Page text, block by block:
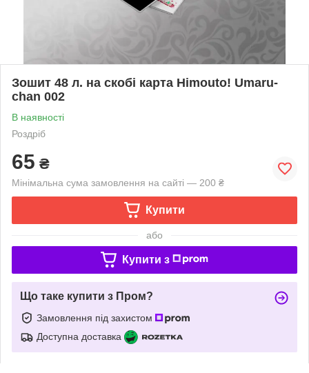
Зошит 48 л. на скобі карта Himouto! Umaru-
chan 002
В наявності
Роздріб
65 ₴
Мінімальна сума замовлення на сайті — 200 ₴
Купити
або
Купити з
Що таке купити з Пром?
Замовлення під захистом
Доступна доставка